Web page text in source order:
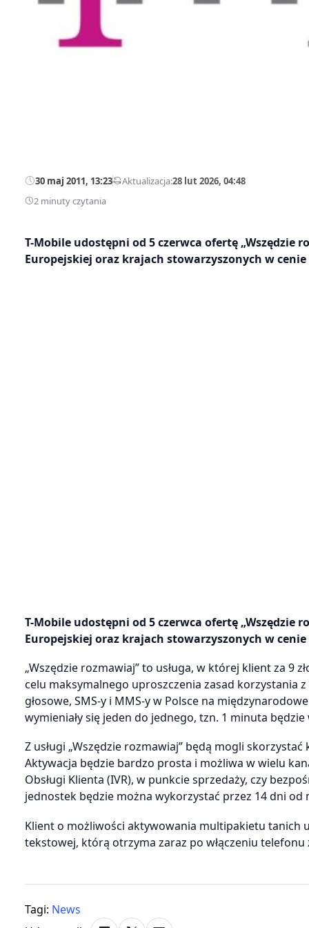
30 maj 2011, 13:23—Aktualizacja:28 lut 2026, 04:48
2 minuty czytania
T-Mobile udostępni od 5 czerwca ofertę
Europejskiej oraz krajach stowarzyszonych w
T-Mobile udostępni od 5 czerwca ofertę
Europejskiej oraz krajach stowarzyszonych w
„Wszędzie rozmawiaj” to usługa, w której klient za 9
celu maksymalnego uproszczenia zasad korzystania
głosowe, SMS-y i MMS-y w Polsce na
wymieniały się jeden do jednego, tzn. 1 minuta
Z usługi „Wszędzie rozmawiaj” będą mogli
Aktywacja będzie bardzo prosta i możliwa w wielu
Obsługi Klienta (IVR), w punkcie sprzedaży, czy
jednostek będzie można wykorzystać przez 14 dni
Klient o możliwości aktywowania multipakietu tanich
tekstowej, którą otrzyma zaraz po włączeniu telefonu
Tagi: News